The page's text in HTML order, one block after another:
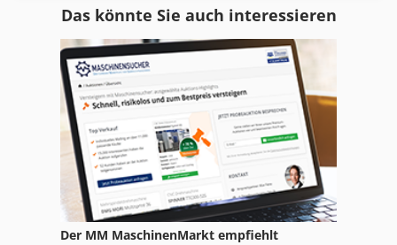
Gkt 60
Gl 172
Hand Gewindebohrmaschine
Honmaschine Innen Vertikal
Hsc 20 Linear
Das könnte Sie auch interessieren
Der MM MaschinenMarkt empfiehlt